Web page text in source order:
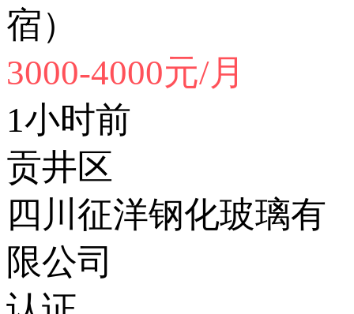
宿）
3000-4000元/月
1小时前
贡井区
四川征洋钢化玻璃有
限公司